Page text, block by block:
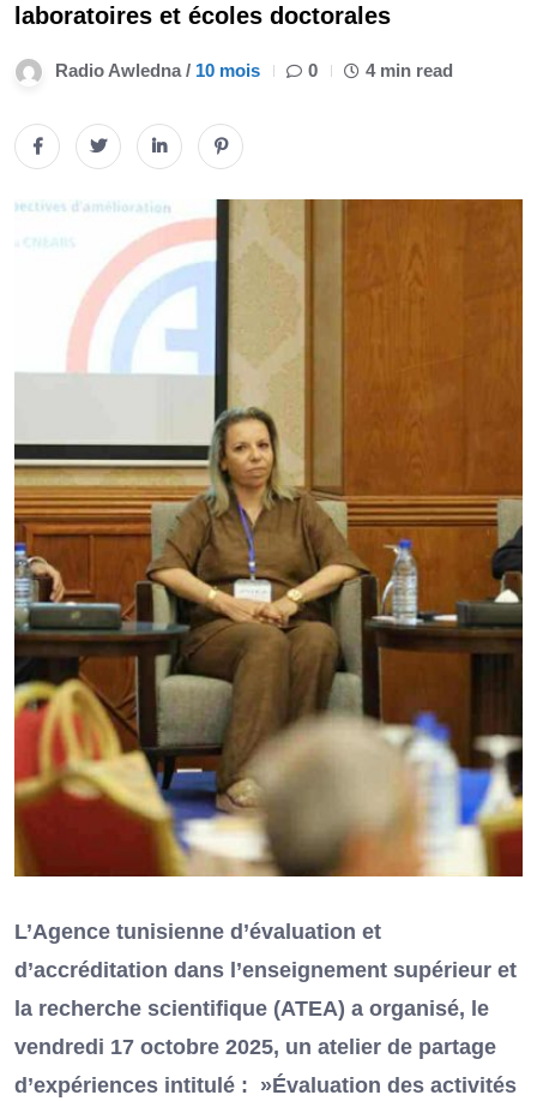
laboratoires et écoles doctorales
Radio Awledna / 10 mois 0 4 min read
L’Agence tunisienne d’évaluation et
d’accréditation dans l’enseignement supérieur et
la recherche scientifique (ATEA) a organisé, le
vendredi 17 octobre 2025, un atelier de partage
d’expériences intitulé : »Évaluation des activités